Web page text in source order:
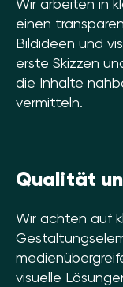
Wir arbeiten in
einen
Bildideen und
erste Skizzen
die Inhalte
vermitteln.
Qualität
Wir achten auf
visuelle